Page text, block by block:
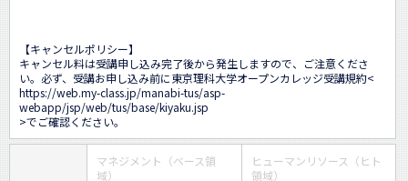
【キャンセルポリシー】
キャンセル料は受講申し込み完了後から発生しますので、ご注意くださ
い。必ず、受講お申し込み前に東京理科大学オープンカレッジ受講規約<
https://web.my-class.jp/manabi-tus/asp-
webapp/jsp/web/tus/base/kiyaku.jsp
>でご確認ください。
マネジメント（ベース領
域）
ヒューマンリソース（ヒト
領域）